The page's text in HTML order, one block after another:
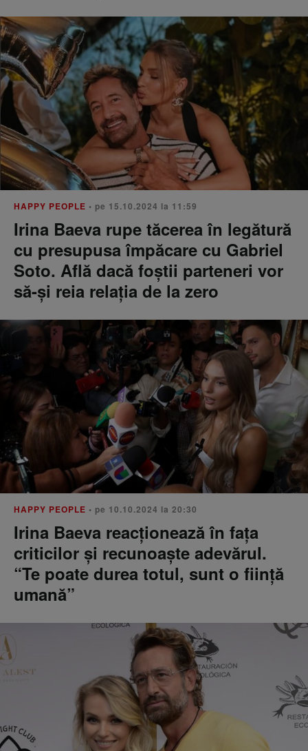
HAPPY PEOPLE • pe 15.10.2024 la 11:59
Irina Baeva rupe tăcerea în legătură
cu presupusa împăcare cu Gabriel
Soto. Află dacă foștii parteneri vor
să-și reia relația de la zero
HAPPY PEOPLE • pe 10.10.2024 la 20:30
Irina Baeva reacționează în fața
criticilor și recunoaște adevărul.
“Te poate durea totul, sunt o ființă
umană”